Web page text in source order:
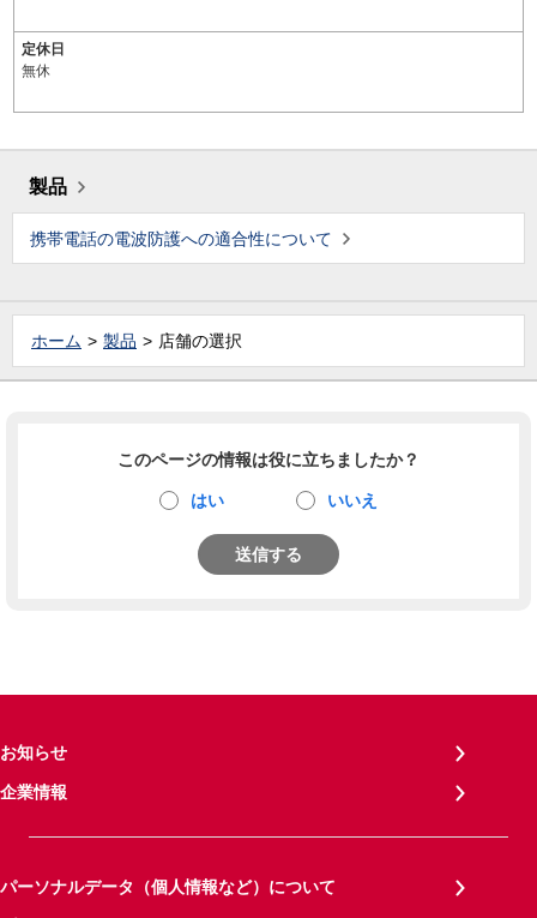
定休日
無休
製品
携帯電話の電波防護への適合性について
ホーム 製品 店舗の選択
このページの情報は役に立ちましたか？
はい いいえ
送信する
お知らせ
企業情報
パーソナルデータ（個人情報など）について